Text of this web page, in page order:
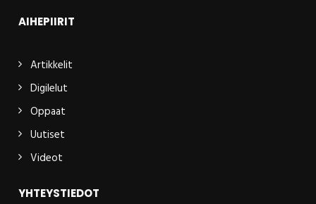
AIHEPIIRIT
Artikkelit
Digilelut
Oppaat
Uutiset
Videot
YHTEYSTIEDOT